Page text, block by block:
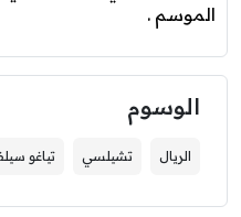
الموسم .
الوسوم
الريال تشيلسي تياغو